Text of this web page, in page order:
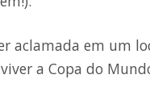
aclamada em um
a Copa do